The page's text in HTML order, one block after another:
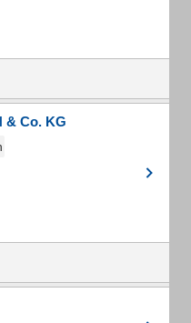
& Co. KG